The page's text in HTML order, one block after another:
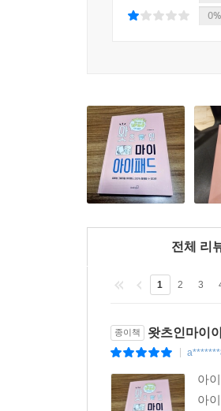
0%
전체 리
1 2 3
종이책 왓츠인마이
아
아